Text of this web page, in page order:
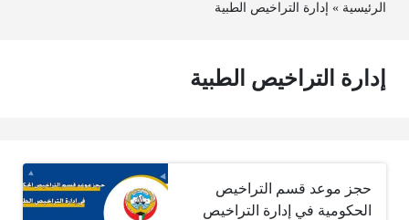
الرئيسية » إدارة التراخيص الطبية
إدارة التراخيص الطبية
حجز موعد قسم التراخيص
الحكومية في إدارة التراخيص